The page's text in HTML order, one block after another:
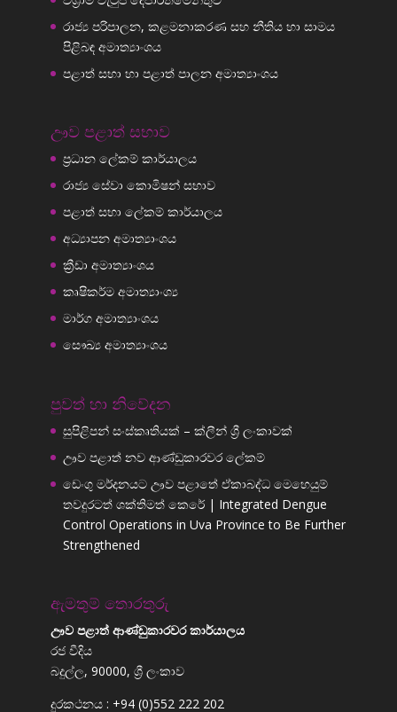
රාජ්‍ය පරිපාලන, කළමනාකරණ සහ නීතිය හා සාමය
පිළිබඳ අමාත්‍යාංශය
පළාත් සභා හා පළාත් පාලන අමාත්‍යාංශය
ඌව පළාත් සභාව
ප්‍රධාන ලේකම් කාර්යාලය
රාජ්‍ය සේවා කොමිෂන් සභාව
පළාත් සභා ලේකම් කාර්යාලය
අධ්‍යාපන අමාත්‍යාංශය
ක්‍රීඩා අමාත්‍යාංශය
කෘෂිකර්ම අමාත්‍යාංශ්‍ය
මාර්ග අමාත්‍යාංශය
සෞඛ්‍ය අමාත්‍යාංශය
පුවත් හා නිවේදන
සුපිළිපන් සංස්කෘතියක් – ක්ලීන් ශ්‍රී ලංකාවක්
ඌව පළාත් නව ආණ්ඩුකාරවර ලේකම්
ඩෙංගු මර්දනයට ඌව පළාතේ ඒකාබද්ධ මෙහෙයුම්
තවදුරටත් ශක්තිමත් කෙරේ | Integrated Dengue
Control Operations in Uva Province to Be Further
Strengthened
ඇමතුම් තොරතුරු
ඌව පළාත් ආණ්ඩුකාරවර කාර්යාලය
රජ වීදිය
බදුල්ල, 90000, ශ්‍රී ලංකාව
දුරකථනය : +94 (0)552 222 202